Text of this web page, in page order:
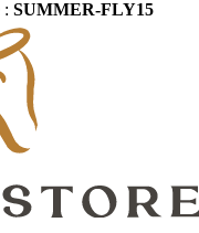
: SUMMER-FLY15